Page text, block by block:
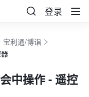
登录
宝利通/博诣
中操作 - 遥控